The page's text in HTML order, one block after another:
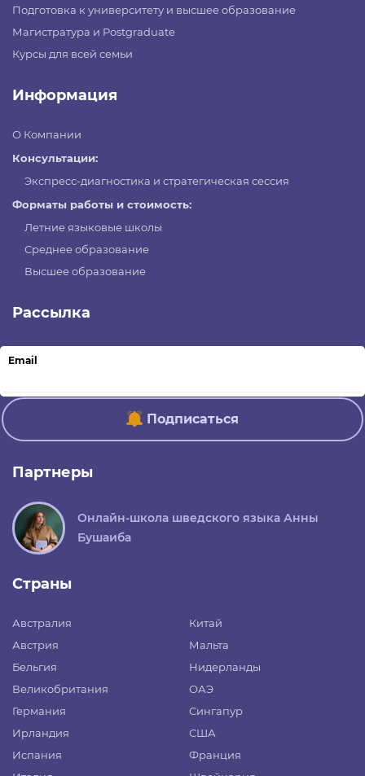
Подготовка к университету и высшее образование
Магистратура и Postgraduate
Курсы для всей семьи
Информация
О Компании
Консультации:
Экспресс-диагностика и стратегическая сессия
Форматы работы и стоимость:
Летние языковые школы
Среднее образование
Высшее образование
Рассылка
Email
Подписаться
Партнеры
Онлайн-школа шведского языка Анны
Бушаиба
Страны
Австралия
Австрия
Бельгия
Великобритания
Германия
Ирландия
Испания
Китай
Мальта
Нидерланды
ОАЭ
Сингапур
США
Франция